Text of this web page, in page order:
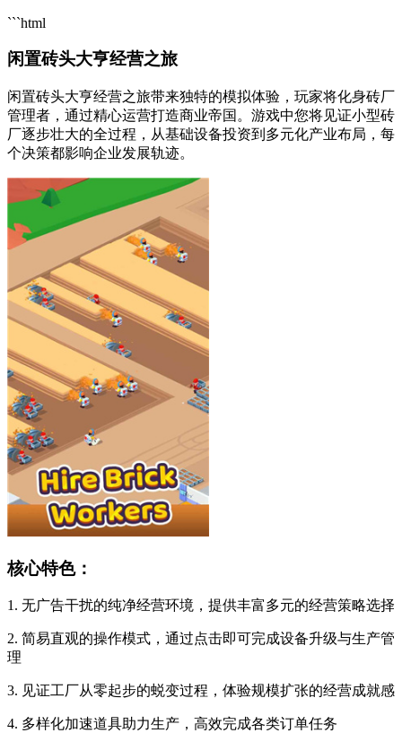
```html
闲置砖头大亨经营之旅
闲置砖头大亨经营之旅带来独特的模拟体验，玩家将化身砖厂
管理者，通过精心运营打造商业帝国。游戏中您将见证小型砖
厂逐步壮大的全过程，从基础设备投资到多元化产业布局，每
个决策都影响企业发展轨迹。
核心特色：
1. 无广告干扰的纯净经营环境，提供丰富多元的经营策略选择
2. 简易直观的操作模式，通过点击即可完成设备升级与生产管
理
3. 见证工厂从零起步的蜕变过程，体验规模扩张的经营成就感
4. 多样化加速道具助力生产，高效完成各类订单任务